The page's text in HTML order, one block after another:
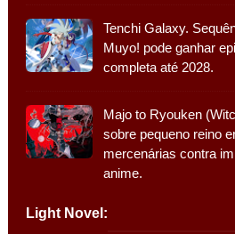
Tenchi Galaxy.
Muyo! pode ganhar
completa até 2028.
Majo to Ryouken
sobre pequeno reino
mercenárias contra
anime.
Light Novel: